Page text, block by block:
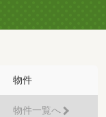
物件
物件一覧へ